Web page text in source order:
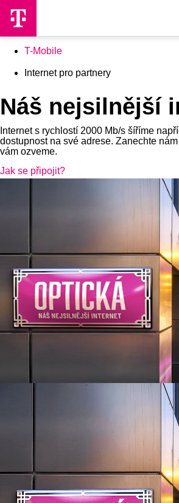
Skip to Main Content
T-Mobile
Internet pro partnery
Náš nejsilnější
Internet s rychlostí 2000 Mb/s šíříme
dostupnost na své adrese. Zanechte
vám ozveme.
Jak se připojit?